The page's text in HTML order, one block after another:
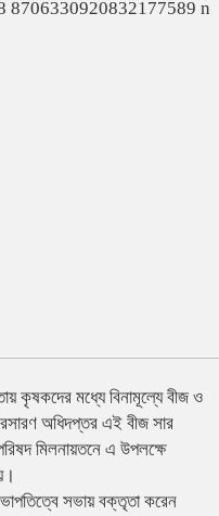
কৃষকদের মধ্যে বিনামূল্যে বীজ ও
অধিদপ্তর এই বীজ সার
মিলনায়তনে এ উপলক্ষে
সভায় বক্তৃতা করেন